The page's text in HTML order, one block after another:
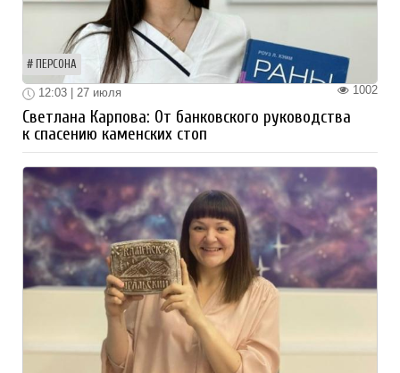
ПЕРСОНА
1002
12:03 | 27 июля
Светлана Карпова: От банковского руководства
к спасению каменских стоп